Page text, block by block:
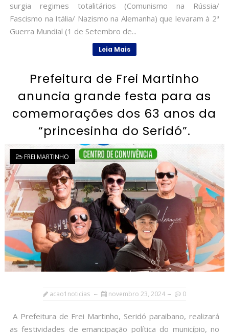
surgia regimes totalitários (Comunismo na Rússia/
Fascismo na Itália/ Nazismo na Alemanha) que levaram à 2ª
Guerra Mundial (1 de Setembro de...
Leia Mais
Prefeitura de Frei Martinho
anuncia grande festa para as
comemorações dos 63 anos da
“princesinha do Seridó”.
FREI MARTINHO
acao1noticias novembro 23, 2024 0
A Prefeitura de Frei Martinho, Seridó paraibano, realizará
as festividades de emancipação política do município, no